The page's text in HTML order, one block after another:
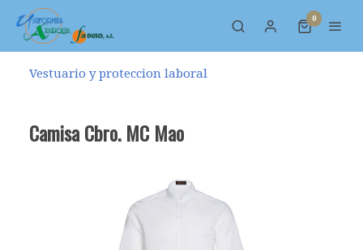
0
Vestuario y proteccion laboral
Camisa Cbro. MC Mao